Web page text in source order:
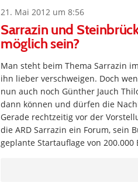
21. Mai 2012 um 8:56
Sarrazin und
möglich sein?
Man steht beim Thema Sarrazin
ihn lieber verschweigen. Doch
nun auch noch Günther Jauch
dann können und dürfen die
Gerade rechtzeitig vor der
die ARD Sarrazin ein Forum, sein
geplante Startauflage von